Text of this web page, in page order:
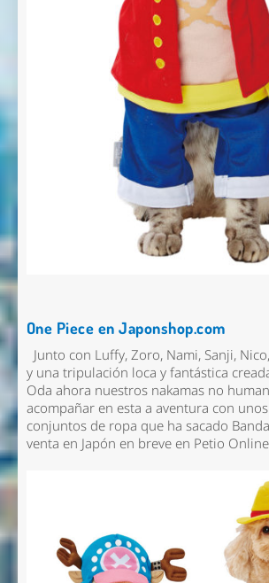
One Piece en Japonshop.com
Junto con Luffy, Zoro, Nami, Sanji,
y una tripulación loca y fantástica
Oda ahora nuestros nakamas no
acompañar en esta a aventura con
conjuntos de ropa que ha sacado
venta en Japón en breve en Petio